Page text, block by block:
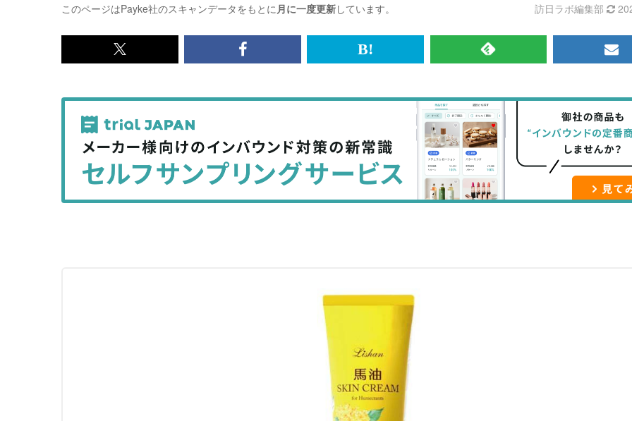
このページはPayke社のスキャンデータをもとに 月に一度更新しています。 訪日ラボ編集部
x<br>
記
事
を
シ
ェ
Facebook<br>
記
を
シ
ェ
は
な
ッ
ク
マ
加
RSS
記
事
を
購
読
メ
マ
ガ
登
録
す